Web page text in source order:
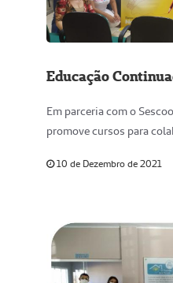
Educação
Em parceria com o
promove cursos para
10 de Dezembro de 2021